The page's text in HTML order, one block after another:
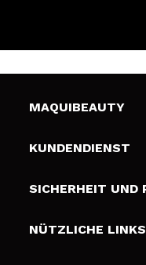
MAQUIBEAUTY
Über uns
Geschenkkarten
KUNDENDIENST
Liefer- und
Zahlung
SICHERHEIT UND
Bedingungen
NÜTZLICHE LINKS